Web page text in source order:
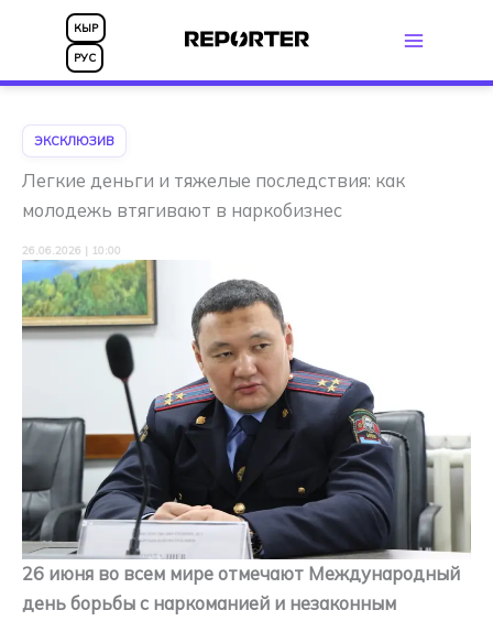
Перейти
содержимому
КЫР
РУС
ЭКСКЛЮЗИВ
Легкие деньги и тяжелые последствия: как
молодежь втягивают в наркобизнес
26.06.2026 | 10:00
26 июня во всем мире отмечают Международный
день борьбы с наркоманией и незаконным